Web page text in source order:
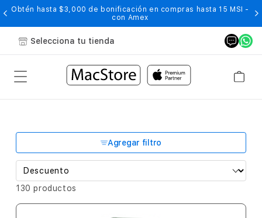
Obtén hasta $3,000 de bonificación en compras hasta 15 MSI -
con Amex
Selecciona tu tienda
Agregar filtro
130 productos